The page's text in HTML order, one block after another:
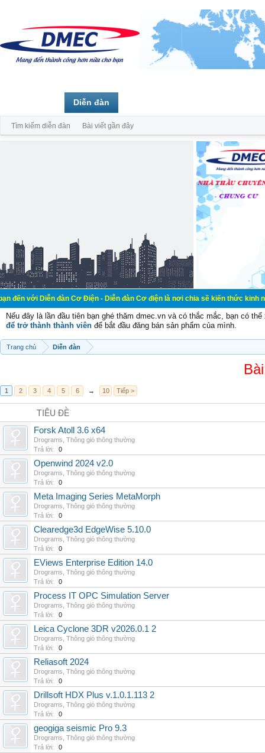
đàn Cơ Điện - Diễn đàn Cơ điện là nơi chia sẽ kiến thức kinh nghiệm
Nếu đây là lần đầu tiên bạn ghé thăm dmec.vn và có thắc mắc, bạn có
để trở thành thành viên để bắt đầu đăng bán sản phẩm của mình.
Trang chủ Diễn đàn
1 2 3 4 5 6 → 10 Tiếp >
TIÊU ĐỀ
Forsk Atoll 3.6 x64
Drograms Thông gió thông thường
Trả lời:
0
Openwind 2024 v2.0
Drograms Thông gió thông thường
Trả lời:
0
Meta Imaging Series MetaMorph
Drograms Thông gió thông thường
Trả lời:
0
Clearedge3d EdgeWise 5.10.0
Drograms Thông gió thông thường
Trả lời:
0
EViews Enterprise Edition 14.0
Drograms Thông gió thông thường
Trả lời:
0
Process IT OPC Simulation Server
Drograms Thông gió thông thường
Trả lời:
0
Leica Cyclone 3DR v2026.0.1 2
Drograms Thông gió thông thường
Trả lời:
0
Reliasoft 2024
Drograms Thông gió thông thường
Trả lời:
0
Drillsoft HDX Plus v.1.0.1.113 2
Drograms Thông gió thông thường
Trả lời:
0
geogiga seismic Pro 9.3
Drograms Thông gió thông thường
Trả lời:
0
Diễn đàn
Tìm kiếm diễn đàn Bài viết gần đây